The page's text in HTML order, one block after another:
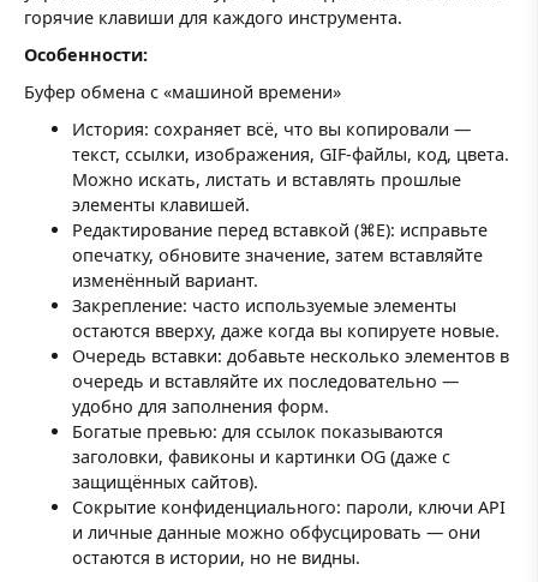
горячие клавиши для каждого инструмента.
Особенности:
Буфер обмена с «машиной времени»
История: сохраняет всё, что вы копировали —
текст, ссылки, изображения, GIF‑файлы, код, цвета.
Можно искать, листать и вставлять прошлые
элементы клавишей.
Редактирование перед вставкой (⌘E): исправьте
опечатку, обновите значение, затем вставляйте
изменённый вариант.
Закрепление: часто используемые элементы
остаются вверху, даже когда вы копируете новые.
Очередь вставки: добавьте несколько элементов в
очередь и вставляйте их последовательно —
удобно для заполнения форм.
Богатые превью: для ссылок показываются
заголовки, фавиконы и картинки OG (даже с
защищённых сайтов).
Сокрытие конфиденциального: пароли, ключи API
и личные данные можно обфусцировать — они
остаются в истории, но не видны.